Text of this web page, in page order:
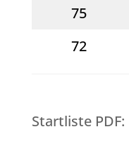
75
72
Startliste PDF: